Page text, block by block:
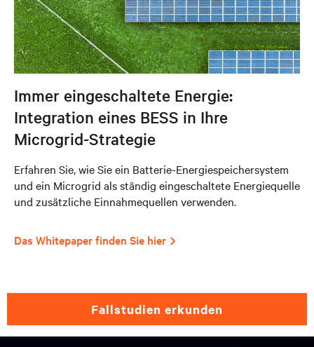
Immer eingeschaltete Energie:
Integration eines BESS in Ihre
Microgrid-Strategie
Erfahren Sie, wie Sie ein Batterie-Energiespeichersystem
und ein Microgrid als ständig eingeschaltete Energiequelle
und zusätzliche Einnahmequellen verwenden.
Das Whitepaper finden Sie hier
fallstudien erkunden